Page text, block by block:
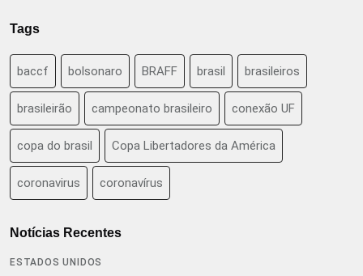
Tags
baccf bolsonaro BRAFF brasil brasileiros
brasileirão campeonato brasileiro conexão UF
copa do brasil Copa Libertadores da América
coronavirus coronavírus
Notícias Recentes
ESTADOS UNIDOS